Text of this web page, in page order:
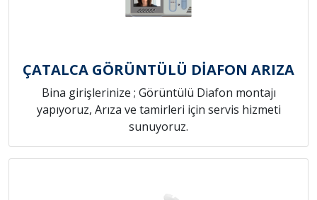
ÇATALCA GÖRÜNTÜLÜ DİAFON ARIZA
Bina girişlerinize ; Görüntülü Diafon montajı
yapıyoruz, Arıza ve tamirleri için servis hizmeti
sunuyoruz.